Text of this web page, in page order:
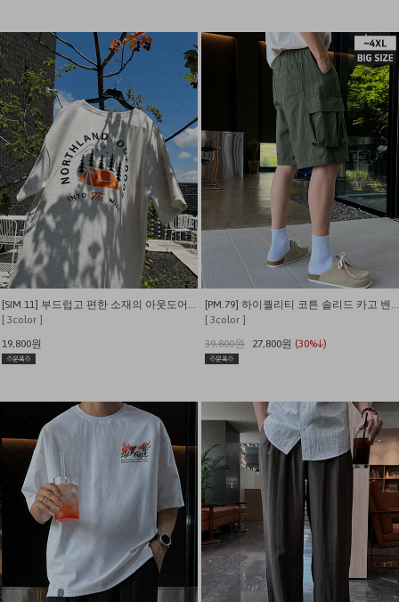
[SIM.11] 부드럽고 편한 소재의 아웃도어 캠퍼 반팔티
[ 3color ]
19,800원
[PM.79] 하이퀄리티 코튼 솔리드 카고 밴딩 내추럴핏 반바지
[ 3color ]
39,800원
27,800원 (30%↓)